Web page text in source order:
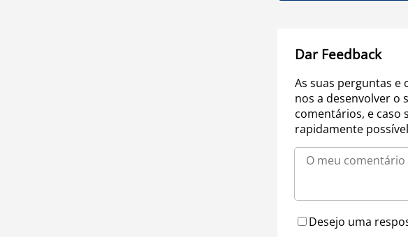
Dar Feedback
As suas perguntas
nos a desenvolver o
comentários, e caso
rapidamente
Desejo uma